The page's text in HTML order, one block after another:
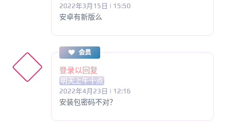
2022年3月15日 | 15:50
安卓有新版么
会员
登录以回复
明天上午十点
2022年4月23日 | 12:16
安装包密码不对？